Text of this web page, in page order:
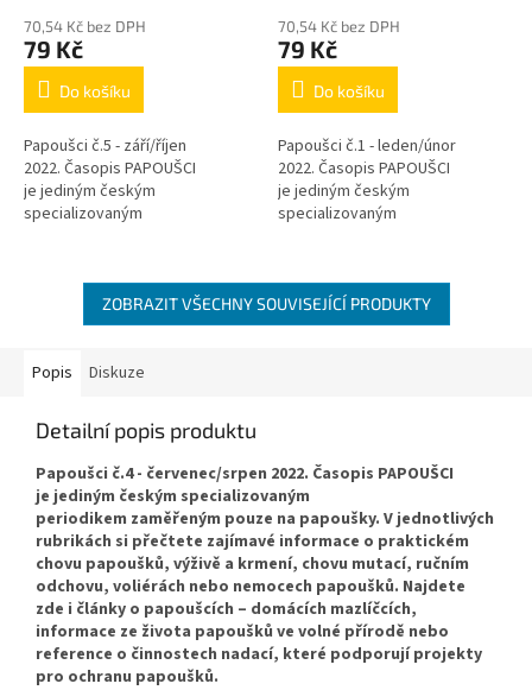
70,54 Kč bez DPH
79 Kč
Do košíku
Papoušci č.5 - září/říjen
2022. Časopis PAPOUŠCI
je jediným českým
specializovaným
rubrikách si...
70,54 Kč bez DPH
79 Kč
Do košíku
Papoušci č.1 - leden/únor
2022. Časopis PAPOUŠCI
je jediným českým
specializovaným
rubrikách si...
ZOBRAZIT VŠECHNY SOUVISEJÍCÍ PRODUKTY
Popis Diskuze
Detailní popis produktu
Papoušci č.4 - červenec/srpen 2022. Časopis PAPOUŠCI
je jediným českým specializovaným
periodikem zaměřeným pouze na papoušky. V jednotlivých
rubrikách si přečtete zajímavé informace o praktickém
chovu papoušků, výživě a krmení, chovu mutací, ručním
odchovu, voliérách nebo nemocech papoušků. Najdete
zde i články o papoušcích – domácích mazlíčcích,
informace ze života papoušků ve volné přírodě nebo
reference o činnostech nadací, které podporují projekty
pro ochranu papoušků.